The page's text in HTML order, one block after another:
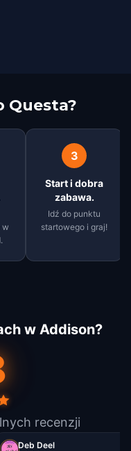
Questa?
w
3
Start i dobra
zabawa.
Idź do punktu
startowego i graj!
w Addison?
recenzji
Deb Deel